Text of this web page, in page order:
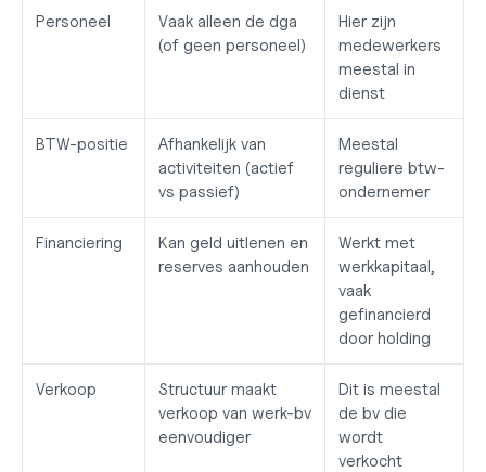
Personeel
Vaak alleen de dga
(of geen personeel)
Hier zijn
medewerkers
meestal in
dienst
BTW-positie
Afhankelijk van
activiteiten (actief
vs passief)
Meestal
reguliere btw-
ondernemer
Financiering
Kan geld uitlenen en
reserves aanhouden
Werkt met
werkkapitaal,
vaak
gefinancierd
door holding
Verkoop
Structuur maakt
verkoop van werk-bv
eenvoudiger
Dit is meestal
de bv die
wordt
verkocht